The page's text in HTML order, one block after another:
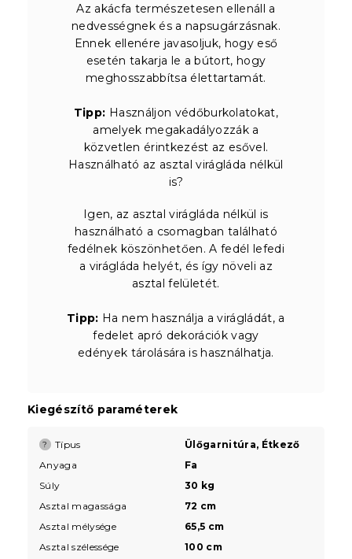
Az akácfa természetesen ellenáll a
nedvességnek és a napsugárzásnak.
Ennek ellenére javasoljuk, hogy eső
esetén takarja le a bútort, hogy
meghosszabbítsa élettartamát.
Tipp: Használjon védőburkolatokat,
amelyek megakadályozzák a
közvetlen érintkezést az esővel.
Használható az asztal virágláda nélkül
is?
Igen, az asztal virágláda nélkül is
használható a csomagban található
fedélnek köszönhetően. A fedél lefedi
a virágláda helyét, és így növeli az
asztal felületét.
Tipp: Ha nem használja a virágládát, a
fedelet apró dekorációk vagy
edények tárolására is használhatja.
Kiegészítő paraméterek
? Típus
Ülőgarnitúra, Étkező
Anyaga
Fa
Súly
30 kg
Asztal magassága
72 cm
Asztal mélysége
65,5 cm
Asztal szélessége
100 cm